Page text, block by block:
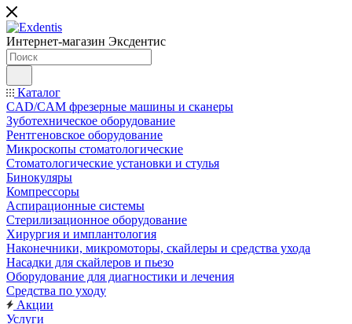
Интернет-магазин Эксдентис
Каталог
CAD/CAM фрезерные машины и сканеры
Зуботехническое оборудование
Рентгеновское оборудование
Микроскопы стоматологические
Стоматологические установки и стулья
Бинокуляры
Компрессоры
Аспирационные системы
Стерилизационное оборудование
Хирургия и имплантология
Наконечники, микромоторы, скайлеры и средства ухода
Насадки для скайлеров и пьезо
Оборудование для диагностики и лечения
Средства по уходу
Акции
Услуги